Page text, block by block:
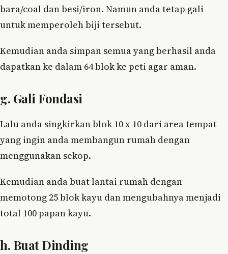
bara/coal dan besi/iron. Namun anda tetap gali
untuk memperoleh biji tersebut.
Kemudian anda simpan semua yang berhasil anda
dapatkan ke dalam 64 blok ke peti agar aman.
g. Gali Fondasi
Lalu anda singkirkan blok 10 x 10 dari area tempat
yang ingin anda membangun rumah dengan
menggunakan sekop.
Kemudian anda buat lantai rumah dengan
memotong 25 blok kayu dan mengubahnya menjadi
total 100 papan kayu.
h. Buat Dinding